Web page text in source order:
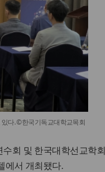
다. ©한국기독교대학교목회
회 및 한국대학선교학회
에서 개최됐다.